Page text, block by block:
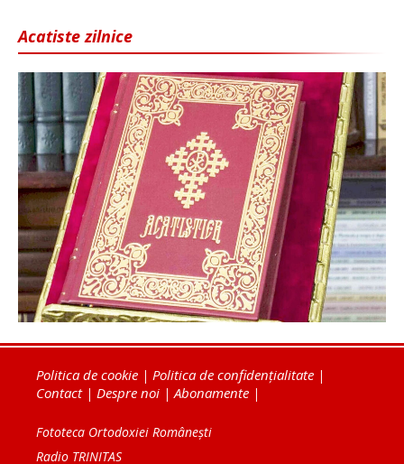
Acatiste zilnice
Politica de cookie | Politica de confidențialitate |
Contact| Despre noi | Abonamente |
Fototeca Ortodoxiei Românești
Radio TRINITAS